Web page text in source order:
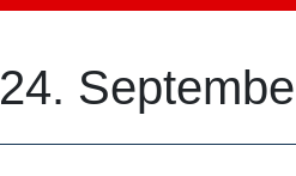
24.